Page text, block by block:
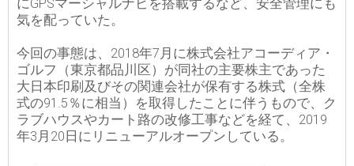
にGPSマーシャルナビを搭載するなど、安全管理にも
気を配っていた。
今回の事態は、2018年7月に株式会社アコーディア・
ゴルフ（東京都品川区）が同社の主要株主であった
大日本印刷及びその関連会社が保有する株式（全株
式の91.5％に相当）を取得したことに伴うもので、ク
ラブハウスやカート路の改修工事などを経て、2019
年3月20日にリニューアルオープンしている。